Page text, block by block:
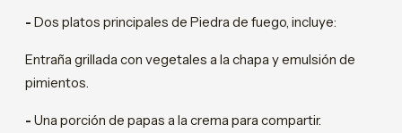
- Dos platos principales de Piedra de fuego, incluye:
Entraña grillada con vegetales a la chapa y emulsión de
pimientos.
- Una porción de papas a la crema para compartir.